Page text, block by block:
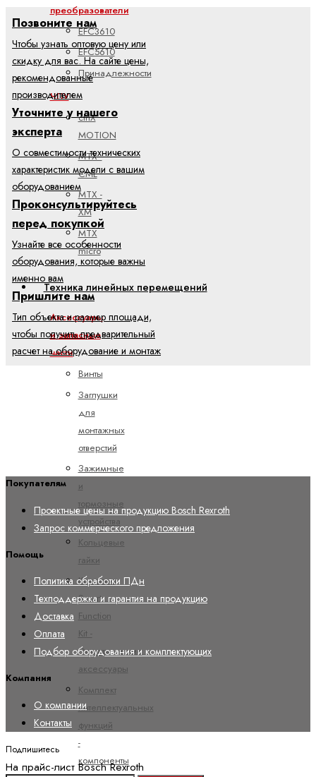
преобразователи
EFC3610
EFC5610
Принадлежности
ЧПУ
ctrlX
MOTION
MTX -
CML
MTX -
XM
MTX
micro
Техника линейных перемещений
Аксессуары
и запасные
части
Винты
Заглушки
для
монтажных
отверстий
Зажимные
и
тормозные
устройства
Кольцевые
гайки
Комплект
Smart
Function
Kit -
Электрические
аксессуары
Комплект
интеллектуальных
функций
-
компоненты
Позвоните нам
Чтобы узнать оптовую цену или
скидку для вас. На сайте цены,
рекомендованные
производителем
Уточните у нашего
эксперта
О совместимости технических
характеристик модели с вашим
оборудованием
Проконсультируйтесь
перед покупкой
Узнайте все особенности
оборудования, которые важны
именно вам
Пришлите нам
Тип объекта и размер площади,
чтобы получить предварительный
расчет на оборудование и монтаж
Покупателям
Проектные цены на продукцию Bosch Rexroth
Запрос коммерческого предложения
Помощь
Политика обработки ПДн
Техподдержка и гарантия на продукцию
Доставка
Оплата
Подбор оборудования и комплектующих
Компания
О компании
Контакты
Подпишитесь
На прайс-лист Bosch Rexroth